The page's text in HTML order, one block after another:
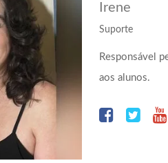
Irene
Suporte
Responsável
aos alunos.